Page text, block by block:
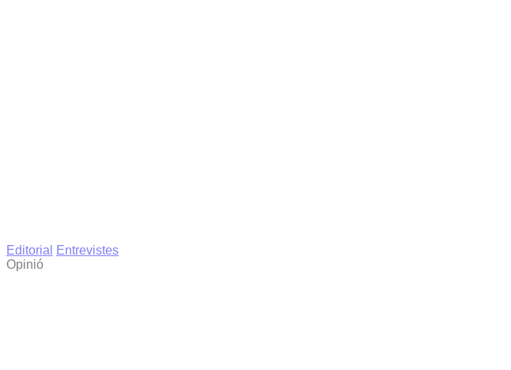
Editorial
Entrevistes
Opinió